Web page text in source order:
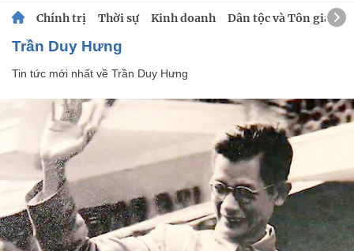
Chính trị Thời sự Kinh doanh Dân tộc và Tôn giáo
Trần Duy Hưng
Tin tức mới nhất về Trần Duy Hưng